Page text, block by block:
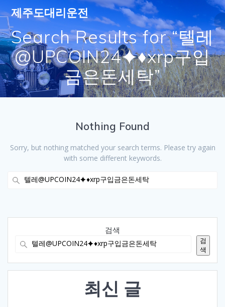
Skip
content
제주도대리운전
Search Results for “텔레
@UPCOIN24⯌♦xrp구입
금은돈세탁”
Nothing Found
Sorry, but nothing matched your search terms. Please try again
with some different keywords.
Search
for:
검색
검
색
최신 글